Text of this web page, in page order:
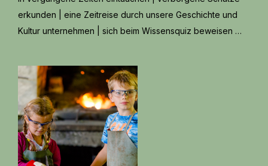
erkunden | eine Zeitreise durch unsere Geschichte und
Kultur unternehmen | sich beim Wissensquiz beweisen …